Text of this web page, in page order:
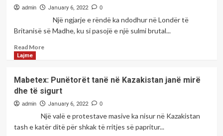
hapësira
gjelbërta.
Berisha
rastin
e
admin January 6, 2022 0
Një ngjarje e rëndë ka ndodhur në Londër të
Britanisë së Madhe, ku si pasojë e një sulmi brutal...
Read MoreRead
në
Londër,
vritet
me
thikë
22-
Lajme
Mabetex: Punëtorët tanë në Kazakistan janë mirë
dhe të sigurt
admin January 6, 2022 0
Një valë e protestave masive ka nisur në Kazakistan
tash e katër ditë për shkak të rritjes së papritur...